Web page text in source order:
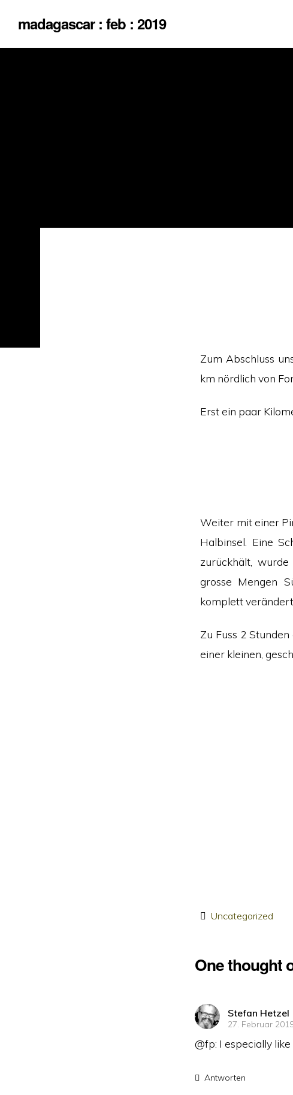
madagascar : feb : 2019
Zum Abschluss
km nördlich von
Erst ein paar
Weiter mit einer
Halbinsel. Eine
zurückhält,
grosse Mengen
komplett verändert
Zu Fuss 2
einer kleinen,
Uncategorized
One thought
Stefan Hetzel
sagt:
27. Februar
@fp: I especially like
Antworten